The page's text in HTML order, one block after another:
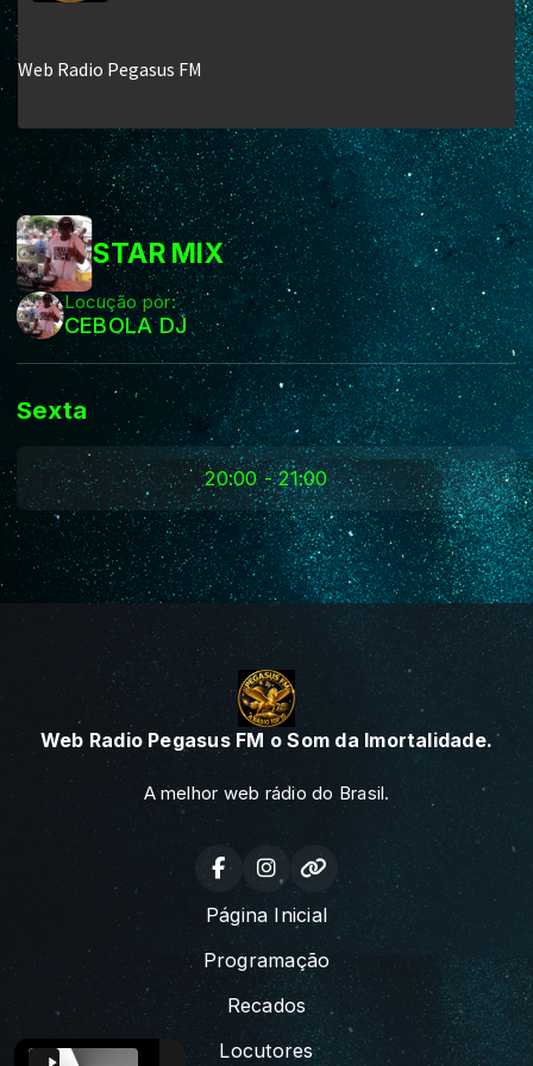
STAR MIX
Locução por:
CEBOLA DJ
Sexta
20:00 - 21:00
Web Radio Pegasus FM o Som da Imortalidade.
A melhor web rádio do Brasil.
Página Inicial
Programação
Recados
Locutores